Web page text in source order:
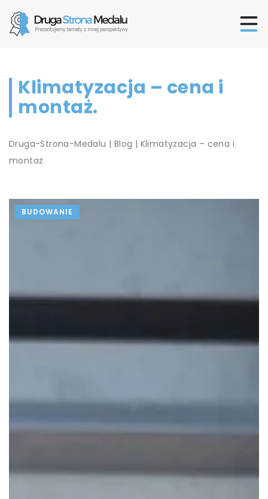
Klimatyzacja – cena i
montaż.
Druga-Strona-Medalu | Blog | Klimatyzacja – cena i
montaż.
BUDOWANIE